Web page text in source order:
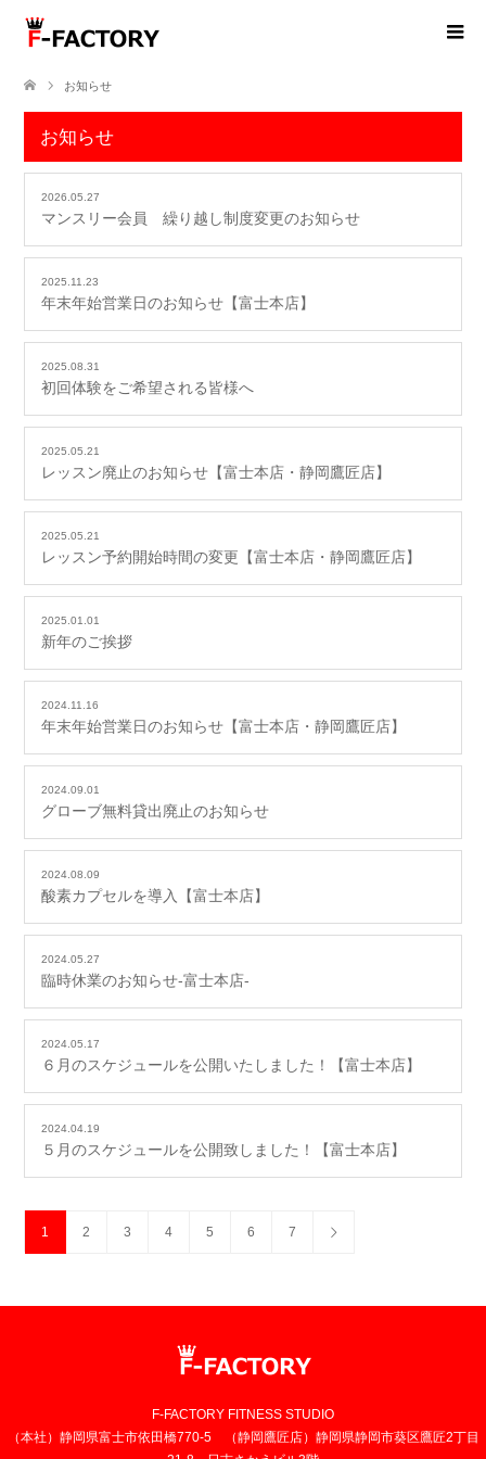
お知らせ
お知らせ
2026.05.27
マンスリー会員 繰り越し制度変更のお知らせ
2025.11.23
年末年始営業日のお知らせ【富士本店】
2025.08.31
初回体験をご希望される皆様へ
2025.05.21
レッスン廃止のお知らせ【富士本店・静岡鷹匠店】
2025.05.21
レッスン予約開始時間の変更【富士本店・静岡鷹匠店】
2025.01.01
新年のご挨拶
2024.11.16
年末年始営業日のお知らせ【富士本店・静岡鷹匠店】
2024.09.01
グローブ無料貸出廃止のお知らせ
2024.08.09
酸素カプセルを導入【富士本店】
2024.05.27
臨時休業のお知らせ-富士本店-
2024.05.17
６月のスケジュールを公開いたしました！【富士本店】
2024.04.19
５月のスケジュールを公開致しました！【富士本店】
1 2 3 4 5 6 7
F-FACTORY FITNESS STUDIO
（本社）静岡県富士市依田橋770-5 （静岡鷹匠店）静岡県静岡市葵区鷹匠2丁目